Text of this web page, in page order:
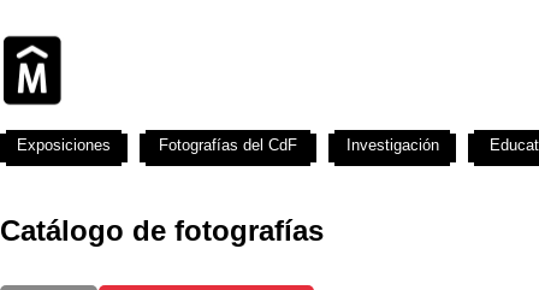
Catálogo de fotografías
Exposiciones Fotografías del CdF Investigación